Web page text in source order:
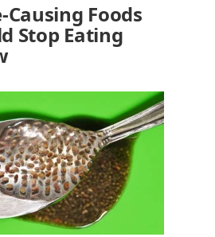
Causing Foods
Stop Eating